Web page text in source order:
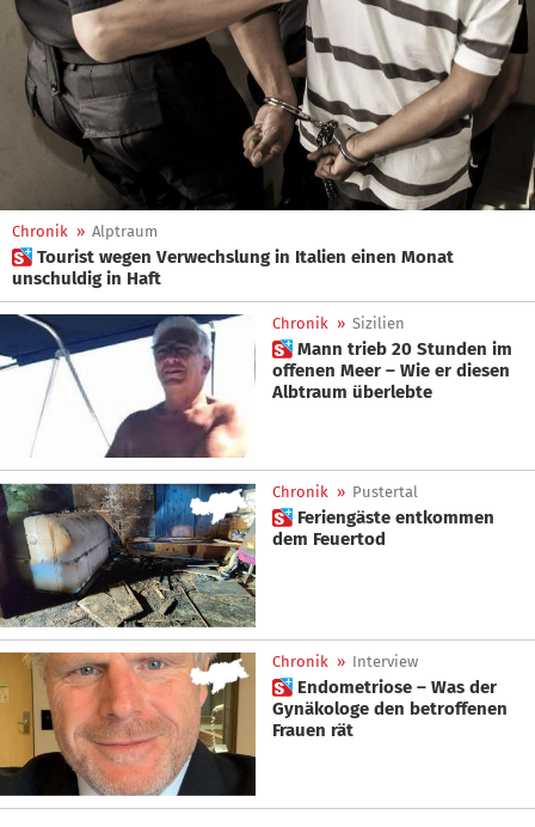
Chronik » Alptraum
 Tourist wegen Verwechslung in Italien einen Monat
unschuldig in Haft
Chronik » Sizilien
 Mann trieb 20 Stunden im
offenen Meer – Wie er diesen
Albtraum überlebte
Chronik » Pustertal
 Feriengäste entkommen
dem Feuertod
Chronik » Interview
 Endometriose – Was der
Gynäkologe den betroffenen
Frauen rät